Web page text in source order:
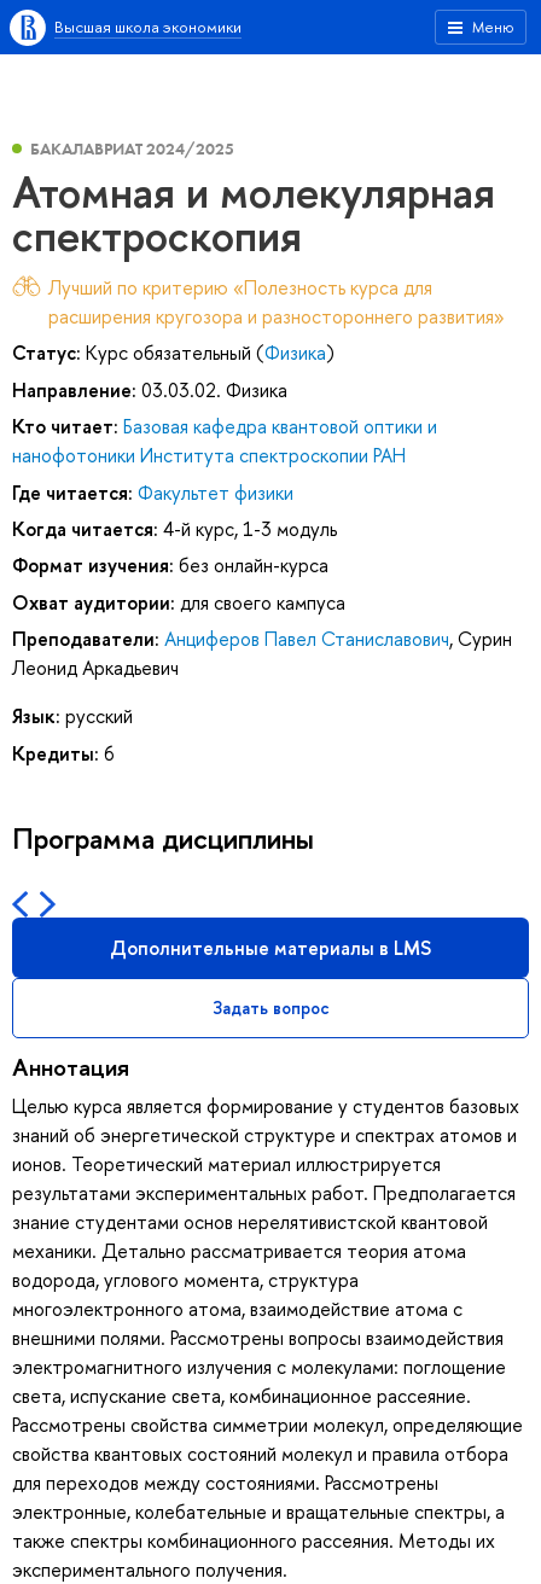
Меню
Высшая школа экономики
БАКАЛАВРИАТ 2024/2025
Атомная и молекулярная
спектроскопия
Лучший по критерию «Полезность курса для
расширения кругозора и разностороннего развития»
Статус: Курс обязательный (Физика)
Направление: 03.03.02. Физика
Кто читает: Базовая кафедра квантовой оптики и
нанофотоники Института спектроскопии РАН
Где читается: Факультет физики
Когда читается: 4-й курс, 1-3 модуль
Формат изучения: без онлайн-курса
Охват аудитории: для своего кампуса
Преподаватели: Анциферов Павел Станиславович,Сурин
Леонид Аркадьевич
Язык: русский
Кредиты: 6
Программа дисциплины
Дополнительные материалы в LMS
Задать вопрос
Аннотация
Целью курса является формирование у студентов базовых
знаний об энергетической структуре и спектрах атомов и
ионов. Теоретический материал иллюстрируется
результатами экспериментальных работ. Предполагается
знание студентами основ нерелятивистской квантовой
механики. Детально рассматривается теория атома
водорода, углового момента, структура
многоэлектронного атома, взаимодействие атома с
внешними полями. Рассмотрены вопросы взаимодействия
электромагнитного излучения с молекулами: поглощение
света, испускание света, комбинационное рассеяние.
Рассмотрены свойства симметрии молекул, определяющие
свойства квантовых состояний молекул и правила отбора
для переходов между состояниями. Рассмотрены
электронные, колебательные и вращательные спектры, а
также спектры комбинационного рассеяния. Методы их
экспериментального получения.